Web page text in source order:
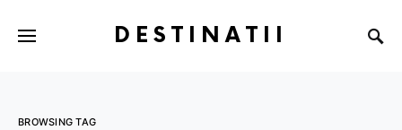
DESTINATII
BROWSING TAG